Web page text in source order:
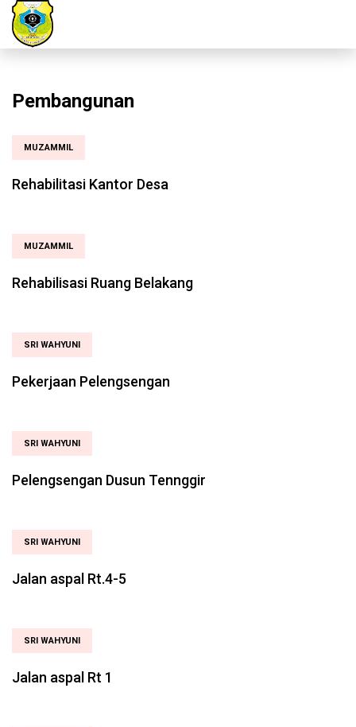
Pembangunan
MUZAMMIL
Rehabilitasi Kantor Desa
MUZAMMIL
Rehabilisasi Ruang Belakang
SRI WAHYUNI
Pekerjaan Pelengsengan
SRI WAHYUNI
Pelengsengan Dusun Tennggir
SRI WAHYUNI
Jalan aspal Rt.4-5
SRI WAHYUNI
Jalan aspal Rt 1